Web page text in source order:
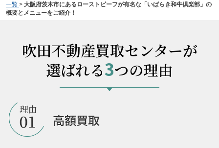
一覧 > 大阪府茨木市にあるローストビーフが有名な「いばらき和牛倶楽部」の
概要とメニューをご紹介！
吹田不動産買取センターが
選ばれる3つの理由
高額買取